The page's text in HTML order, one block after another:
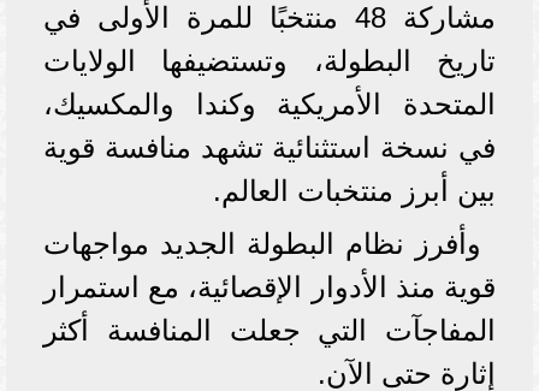
مشاركة 48 منتخبًا للمرة الأولى في
تاريخ البطولة، وتستضيفها الولايات
المتحدة الأمريكية وكندا والمكسيك،
في نسخة استثنائية تشهد منافسة قوية
بين أبرز منتخبات العالم.
وأفرز نظام البطولة الجديد مواجهات
قوية منذ الأدوار الإقصائية، مع استمرار
المفاجآت التي جعلت المنافسة أكثر
إثارة حتى الآن.